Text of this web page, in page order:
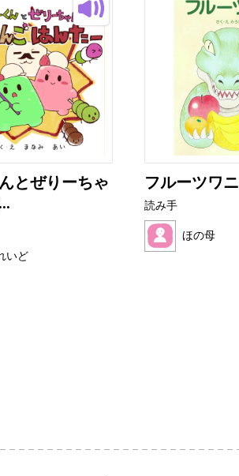
とぜりーちゃ
いど
フルーツワニ
読み手
ほの母